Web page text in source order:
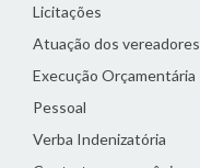
Licitações
Atuação dos vereadores
Execução Orçamentária
Pessoal
Verba Indenizatória